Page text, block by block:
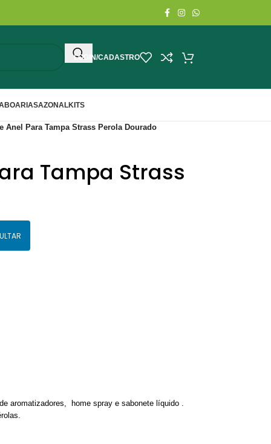
LOGIN/CADASTRO
SAZONALKITS
Anel Para Tampa Strass Perola Dourado
Tampa Strass
aromatizadores, home spray e sabonete líquido .